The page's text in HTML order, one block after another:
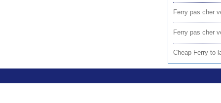
Ferry pas cher
Ferry pas cher
Cheap Ferry to